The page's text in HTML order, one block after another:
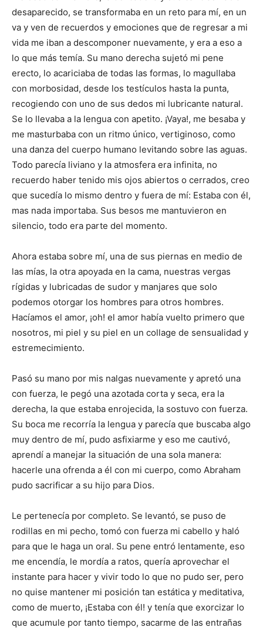
desaparecido, se transformaba en un reto para mí, en un
va y ven de recuerdos y emociones que de regresar a mi
vida me iban a descomponer nuevamente, y era a eso a
lo que más temía. Su mano derecha sujetó mi pene
erecto, lo acariciaba de todas las formas, lo magullaba
con morbosidad, desde los testículos hasta la punta,
recogiendo con uno de sus dedos mi lubricante natural.
Se lo llevaba a la lengua con apetito. ¡Vaya!, me besaba y
me masturbaba con un ritmo único, vertiginoso, como
una danza del cuerpo humano levitando sobre las aguas.
Todo parecía liviano y la atmosfera era infinita, no
recuerdo haber tenido mis ojos abiertos o cerrados, creo
que sucedía lo mismo dentro y fuera de mí: Estaba con él,
mas nada importaba. Sus besos me mantuvieron en
silencio, todo era parte del momento.
Ahora estaba sobre mí, una de sus piernas en medio de
las mías, la otra apoyada en la cama, nuestras vergas
rígidas y lubricadas de sudor y manjares que solo
podemos otorgar los hombres para otros hombres.
Hacíamos el amor, ¡oh! el amor había vuelto primero que
nosotros, mi piel y su piel en un collage de sensualidad y
estremecimiento.
Pasó su mano por mis nalgas nuevamente y apretó una
con fuerza, le pegó una azotada corta y seca, era la
derecha, la que estaba enrojecida, la sostuvo con fuerza.
Su boca me recorría la lengua y parecía que buscaba algo
muy dentro de mí, pudo asfixiarme y eso me cautivó,
aprendí a manejar la situación de una sola manera:
hacerle una ofrenda a él con mi cuerpo, como Abraham
pudo sacrificar a su hijo para Dios.
Le pertenecía por completo. Se levantó, se puso de
rodillas en mi pecho, tomó con fuerza mi cabello y haló
para que le haga un oral. Su pene entró lentamente, eso
me encendía, le mordía a ratos, quería aprovechar el
instante para hacer y vivir todo lo que no pudo ser, pero
no quise mantener mi posición tan estática y meditativa,
como de muerto, ¡Estaba con él! y tenía que exorcizar lo
que acumule por tanto tiempo, sacarme de las entrañas